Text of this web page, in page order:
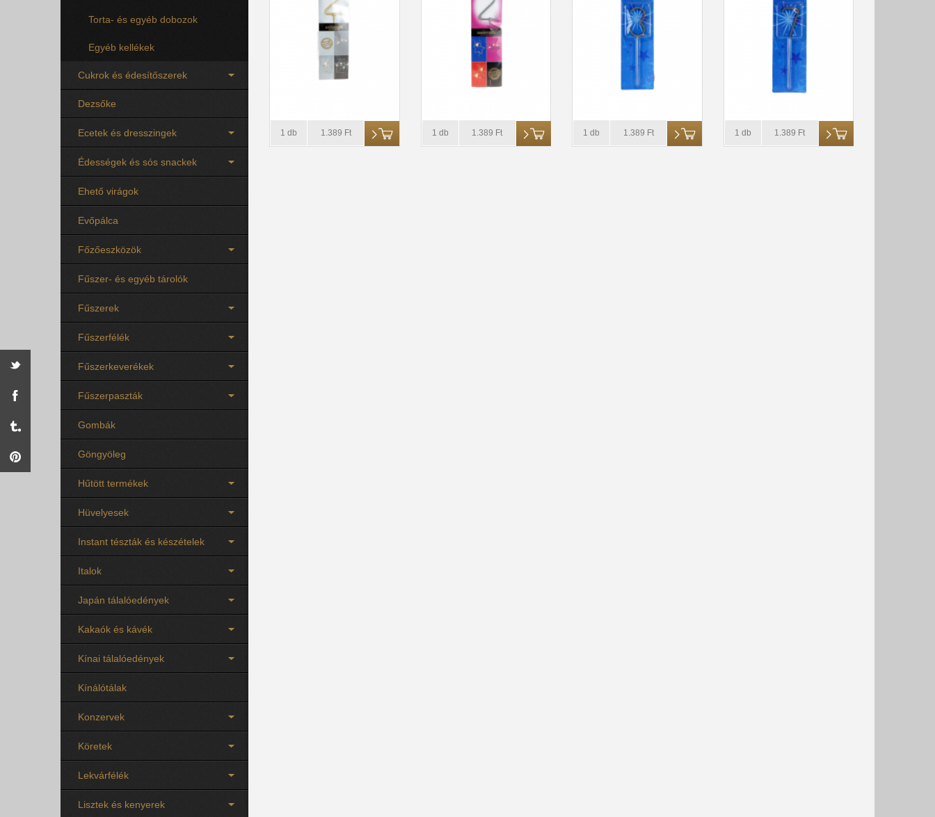
Torta- és egyéb dobozok
Egyéb kellékek
Cukrok és édesítőszerek
Dezsőke
Ecetek és dresszingek
Édességek és sós snackek
Ehető virágok
Evőpálca
Főzőeszközök
Fűszer- és egyéb tárolók
Fűszerek
Fűszerfélék
Fűszerkeverékek
Fűszerpaszták
Gombák
Göngyöleg
Hűtött termékek
Hüvelyesek
Instant tészták és készételek
Italok
Japán tálalóedények
Kakaók és kávék
Kínai tálalóedények
Kínálótálak
Konzervek
Köretek
Lekvárfélék
Lisztek és kenyerek
1 db 1.389 Ft 1 db 1.389 Ft 1 db 1.389 Ft 1 db 1.389 Ft